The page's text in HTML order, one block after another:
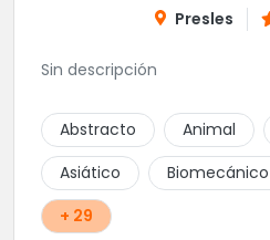
Presles
Sin descripción
Abstracto Animal
Asiático
Biomecánico
+ 29